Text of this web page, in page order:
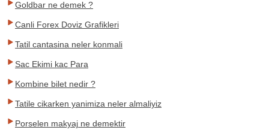
Goldbar ne demek ?
Canli Forex Doviz Grafikleri
Tatil cantasina neler konmali
Sac Ekimi kac Para
Kombine bilet nedir ?
Tatile cikarken yanimiza neler almaliyiz
Porselen makyaj ne demektir